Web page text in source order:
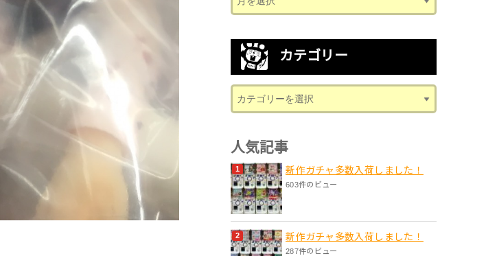
カテゴリー
人気記事
新作ガチャ多数入荷しました！
603件のビュー
新作ガチャ多数入荷しました！
287件のビュー